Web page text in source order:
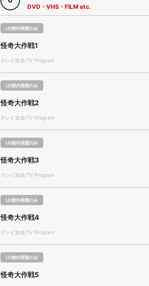
DVD・VHS・FILM etc.
LD館内視聴のみ
怪奇大作戦1
テレビ放送/TV Program
LD館内視聴のみ
怪奇大作戦2
テレビ放送/TV Program
LD館内視聴のみ
怪奇大作戦3
テレビ放送/TV Program
LD館内視聴のみ
怪奇大作戦4
テレビ放送/TV Program
LD館内視聴のみ
怪奇大作戦5